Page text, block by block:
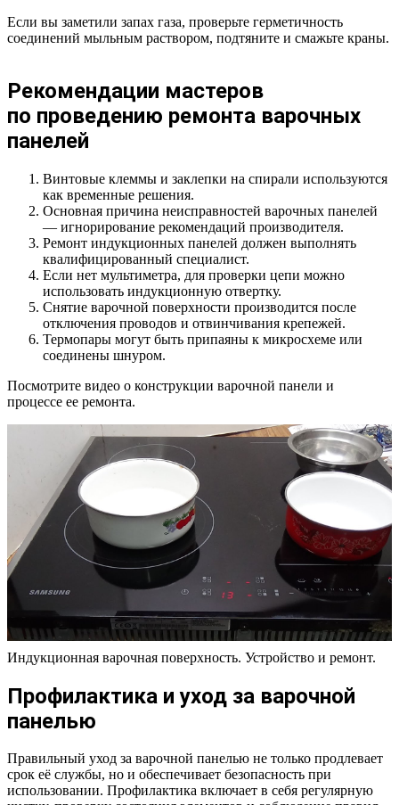
Если вы заметили запах газа, проверьте герметичность
соединений мыльным раствором, подтяните и смажьте краны.
Рекомендации мастеров
по проведению ремонта варочных
панелей
Винтовые клеммы и заклепки на спирали используются
как временные решения.
Основная причина неисправностей варочных панелей
— игнорирование рекомендаций производителя.
Ремонт индукционных панелей должен выполнять
квалифицированный специалист.
Если нет мультиметра, для проверки цепи можно
использовать индукционную отвертку.
Снятие варочной поверхности производится после
отключения проводов и отвинчивания крепежей.
Термопары могут быть припаяны к микросхеме или
соединены шнуром.
Посмотрите видео о конструкции варочной панели и
процессе ее ремонта.
Индукционная варочная поверхность. Устройство и ремонт.
Профилактика и уход за варочной
панелью
Правильный уход за варочной панелью не только продлевает
срок её службы, но и обеспечивает безопасность при
использовании. Профилактика включает в себя регулярную